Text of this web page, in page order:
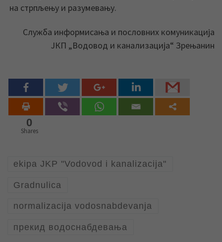
на стрпљењу и разумевању.
Служба информисања и пословних комуникација
ЈКП „Водовод и канализација“ Зрењанин
0
Shares
ekipa JKP "Vodovod i kanalizacija"
Gradnulica
normalizacija vodosnabdevanja
прекид водоснабдевања